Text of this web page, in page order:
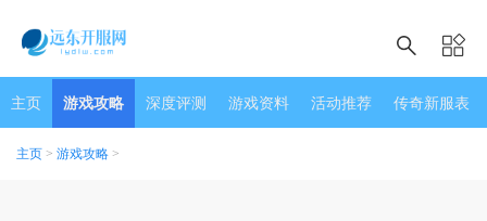
主页 游戏攻略 深度评测 游戏资料 活动推荐 传奇新服表
主页 > 游戏攻略 >